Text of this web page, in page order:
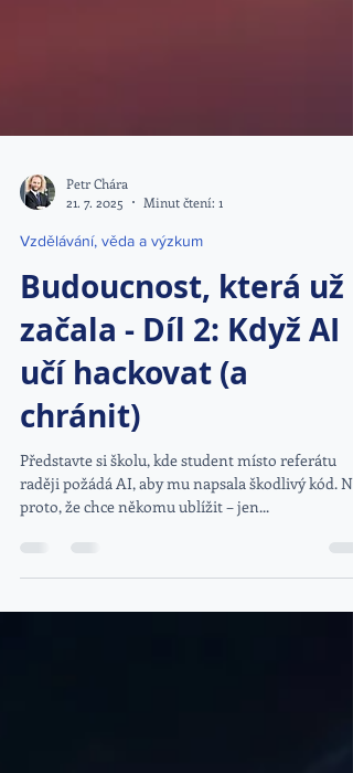
Petr Chára
21. 7. 2025
Minut čtení: 1
Vzdělávání, věda a výzkum
Budoucnost, která už
začala - Díl 2: Když AI
učí hackovat (a
chránit)
raději požádá AI, aby mu napsala škodlivý kód. Ne